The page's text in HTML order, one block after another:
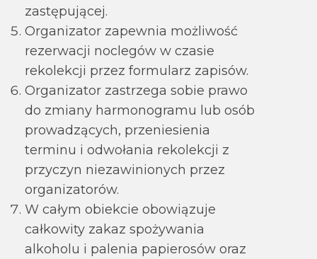
zastępującej.
Organizator zapewnia możliwość
rezerwacji noclegów w czasie
rekolekcji przez formularz zapisów.
Organizator zastrzega sobie prawo
do zmiany harmonogramu lub osób
prowadzących, przeniesienia
terminu i odwołania rekolekcji z
przyczyn niezawinionych przez
organizatorów.
W całym obiekcie obowiązuje
całkowity zakaz spożywania
alkoholu i palenia papierosów oraz